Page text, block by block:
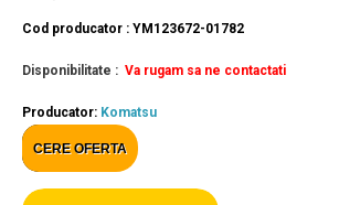
Cod producator : YM123672-01782
Disponibilitate : Va rugam sa ne contactati
Producator: Komatsu
CERE OFERTA